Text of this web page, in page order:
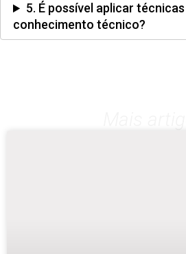
5. É possível aplicar técnicas
conhecimento técnico?